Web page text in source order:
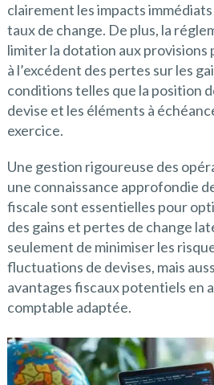
clairement les impacts
taux de change. De plus, la
limiter la dotation aux provisions
à l’excédent des pertes sur les
conditions telles que la position
devise et les éléments à
exercice.
Une gestion rigoureuse des
une connaissance approfondie
fiscale sont essentielles pour
des gains et pertes de change
seulement de minimiser les
fluctuations de devises, mais
avantages fiscaux potentiels en
comptable adaptée.